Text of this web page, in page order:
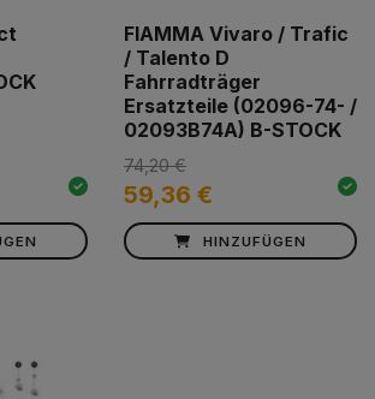
FIAMMA Vivaro / Trafic
/ Talento D
Fahrradträger
Ersatzteile (02096-74- /
02093B74A) B-STOCK
59,36 €
74,20 €
HINZUFÜGEN